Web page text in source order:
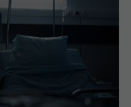
lei pentru sănătate într-